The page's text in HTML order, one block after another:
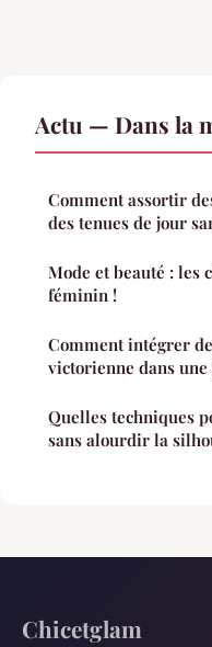
Actu — Dans la
Comment assortir
des tenues de jour
Mode et beauté : les
féminin !
Comment intégrer
victorienne dans
Quelles techniques
sans alourdir la
Chicetglam